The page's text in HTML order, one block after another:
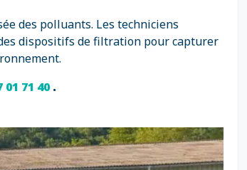
des polluants. Les techniciens
dispositifs de filtration pour capturer
01 71 40.